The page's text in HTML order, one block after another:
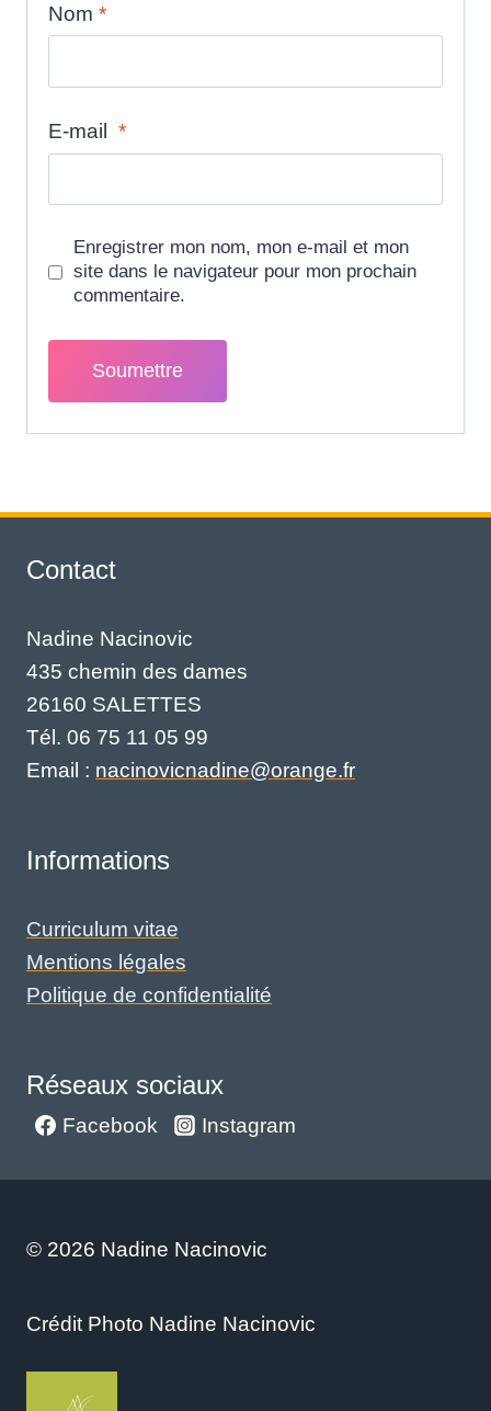
Nom *
E-mail *
Enregistrer mon nom, mon e-mail et mon
site dans le navigateur pour mon prochain
commentaire.
Contact
Nadine Nacinovic
435 chemin des dames
26160 SALETTES
Tél. 06 75 11 05 99
Email : nacinovicnadine@orange.fr
Informations
Curriculum vitae
Mentions légales
Politique de confidentialité
Réseaux sociaux
Facebook Instagram
© 2026 Nadine Nacinovic
Crédit Photo Nadine Nacinovic